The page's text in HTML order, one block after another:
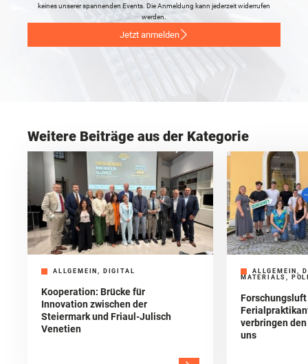
keines unserer spannenden Events. Die Anmeldung kann jederzeit widerrufen
werden.
Jetzt anmelden
Weitere Beiträge aus der Kategorie
ALLGEMEIN, DIGITAL
Kooperation: Brücke für
Innovation zwischen der
Steiermark und Friaul-Julisch
Venetien
ALLGEMEIN,
MATERIALS,
verbringen
uns